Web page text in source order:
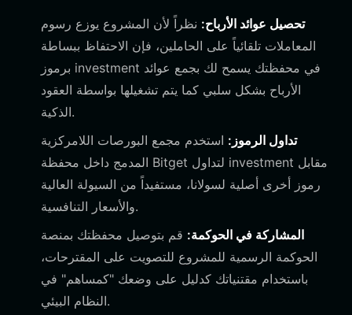
تحصيل عوائد الأرباح: نظراً لأن المشروع يوزع رسوم
المعاملات تلقائياً على الحاملين، فإن الاحتفاظ ببساطة
investment
الأرباح بشكل سلبي كما يتم تشغيلها بواسطة العقود
الذكية.
تداول الرموز: استخدم مجمع البورصات اللامركزية
investment
رموز أخرى أصلية لسولانا، مستفيداً من السيولة العالية
والأسعار التنافسية.
المشاركة في الحوكمة: قم بتوصيل محفظتك بمنصة
الحوكمة الرسمية للمشروع للتصويت على المقترحات،
باستخدام مقتنياتك كدليل على وضعك "كمساهم" في
النظام البيئي.